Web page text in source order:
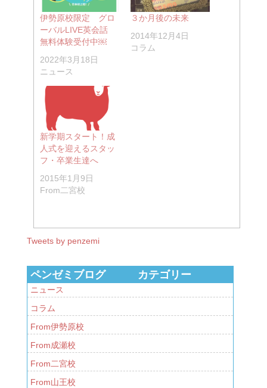
伊勢原校限定 グロ
ーバルLIVE英会話
無料体験受付中￼
2022年3月18日
ニュース
３か月後の未来
2014年12月4日
コラム
新学期スタート！成
人式を迎えるスタッ
フ・卒業生達へ
2015年1月9日
From二宮校
Tweets by penzemi
ペンゼミブログ カテゴリー
ニュース
コラム
From伊勢原校
From成瀬校
From二宮校
From山王校